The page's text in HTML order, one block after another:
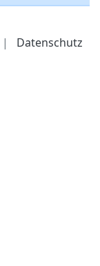
| Datenschutz